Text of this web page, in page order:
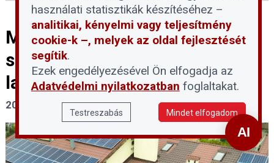
Mentőövet kér a napelemes
szövetség a félbemaradt
lakossági projekteknek
2026. június 8.
használati statisztikák készítéséhez –
analitikai, kényelmi vagy teljesítmény
cookie-k –, melyek az oldal fejlesztését
segítik.
Ezek engedélyezésével Ön elfogadja az
Adatvédelmi nyilatkozatban foglaltakat.
Testreszabás Mindet elfogadom